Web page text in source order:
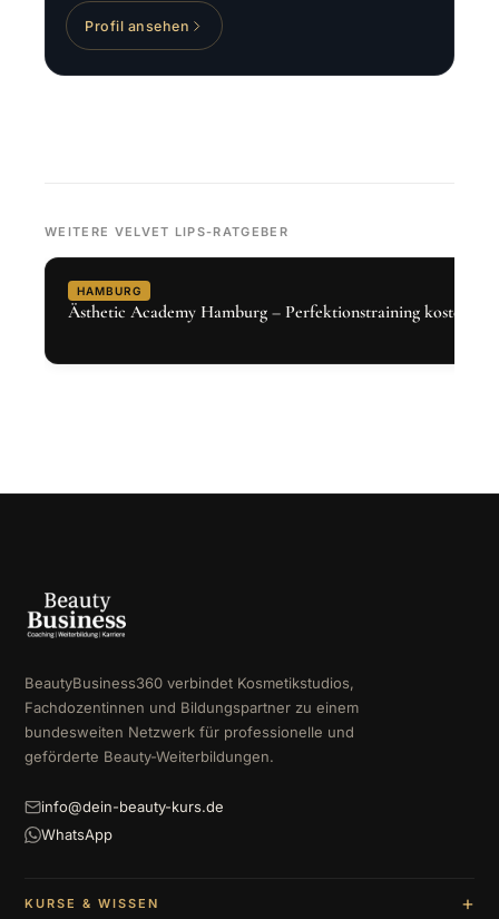
Profil ansehen
WEITERE VELVET LIPS-RATGEBER
HAMBURG
Ästhetic Academy Hamburg – Perfektionstraining kostenlos
BeautyBusiness360 verbindet Kosmetikstudios,
Fachdozentinnen und Bildungspartner zu einem
bundesweiten Netzwerk für professionelle und
geförderte Beauty-Weiterbildungen.
info@dein-beauty-kurs.de
WhatsApp
KURSE & WISSEN